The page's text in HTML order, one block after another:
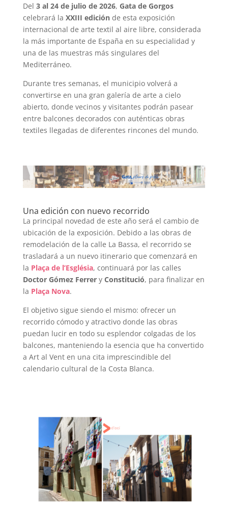
Del 3 al 24 de julio de 2026, Gata de Gorgos
celebrará la XXIII ediciónde esta exposición
internacional de arte textil al aire libre, considerada
la más importante de España en su especialidad y
una de las muestras más singulares del
Mediterráneo.
Durante tres semanas, el municipio volverá a
convertirse en una gran galería de arte a cielo
abierto, donde vecinos y visitantes podrán pasear
entre balcones decorados con auténticas obras
textiles llegadas de diferentes rincones del mundo.
Una edición con nuevo recorrido
La principal novedad de este año será el cambio de
ubicación de la exposición. Debido a las obras de
remodelación de la calle La Bassa, el recorrido se
trasladará a un nuevo itinerario que comenzará en
la Plaça de l’Església, continuará por las calles
Doctor Gómez Ferrery Constitució, para finalizar en
la Plaça Nova.
El objetivo sigue siendo el mismo: ofrecer un
recorrido cómodo y atractivo donde las obras
puedan lucir en todo su esplendor colgadas de los
balcones, manteniendo la esencia que ha convertido
a Art al Vent en una cita imprescindible del
calendario cultural de la Costa Blanca.